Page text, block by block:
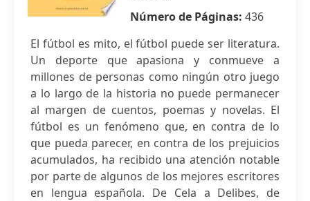
Número de Páginas: 436
El fútbol es mito, el fútbol puede ser literatura.
Un deporte que apasiona y conmueve a
millones de personas como ningún otro juego
a lo largo de la historia no puede permanecer
al margen de cuentos, poemas y novelas. El
fútbol es un fenómeno que, en contra de lo
que pueda parecer, en contra de los prejuicios
acumulados, ha recibido una atención notable
por parte de algunos de los mejores escritores
en lengua española. De Cela a Delibes, de